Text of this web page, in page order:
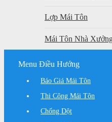
Lợp Mái Tôn
Mái Tôn Nhà
Menu Điều Hướng
Báo Giá Mái Tôn
Thi Công Mái Tôn
Chống Dột